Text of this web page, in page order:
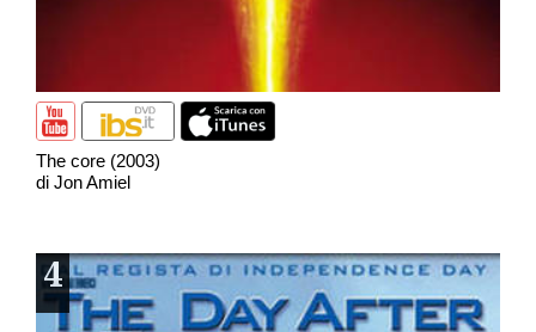
The core (2003)
di Jon Amiel
4